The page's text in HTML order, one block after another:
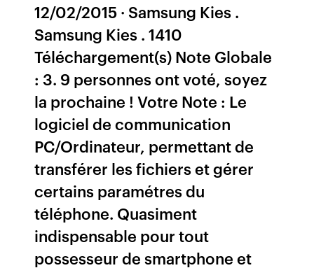
12/02/2015 · Samsung Kies .
Samsung Kies . 1410
Téléchargement(s) Note Globale
: 3. 9 personnes ont voté, soyez
la prochaine ! Votre Note : Le
logiciel de communication
PC/Ordinateur, permettant de
transférer les fichiers et gérer
certains paramétres du
téléphone. Quasiment
indispensable pour tout
possesseur de smartphone et